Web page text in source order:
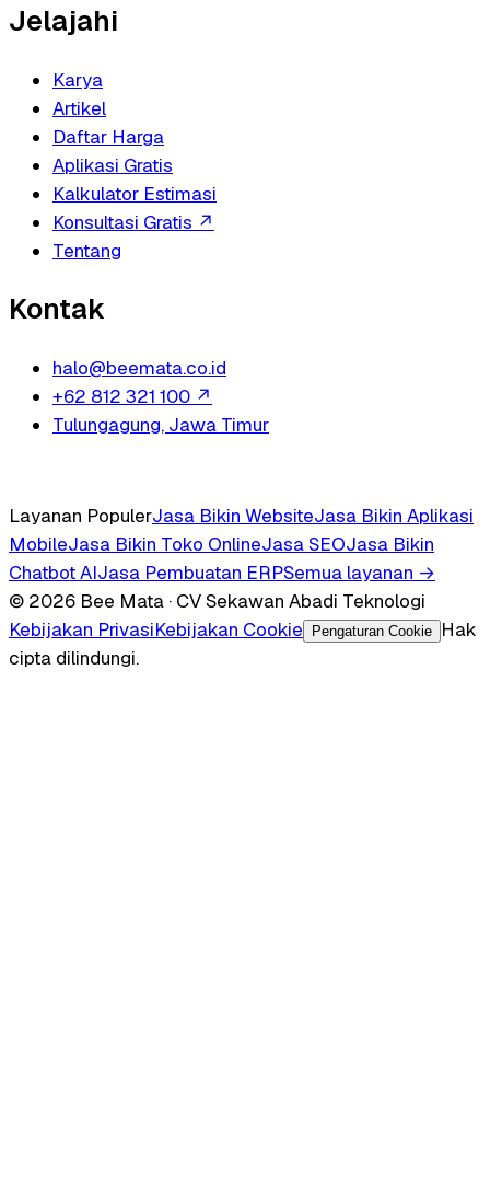
Jelajahi
Karya
Artikel
Daftar Harga
Aplikasi Gratis
Kalkulator Estimasi
Konsultasi Gratis ↗
Tentang
Kontak
halo@beemata.co.id
+62 812 321 100 ↗
Tulungagung, Jawa Timur
Layanan PopulerJasa Bikin WebsiteJasa Bikin Aplikasi
MobileJasa Bikin Toko OnlineJasa SEOJasa Bikin
Chatbot AIJasa Pembuatan ERPSemua layanan →
© 2026 Bee Mata · CV Sekawan Abadi Teknologi
Kebijakan PrivasiKebijakan Cookie Pengaturan Cookie
Hak
cipta dilindungi.